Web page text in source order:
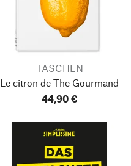
TASCHEN
Le citron de The Gourmand
44,90 €